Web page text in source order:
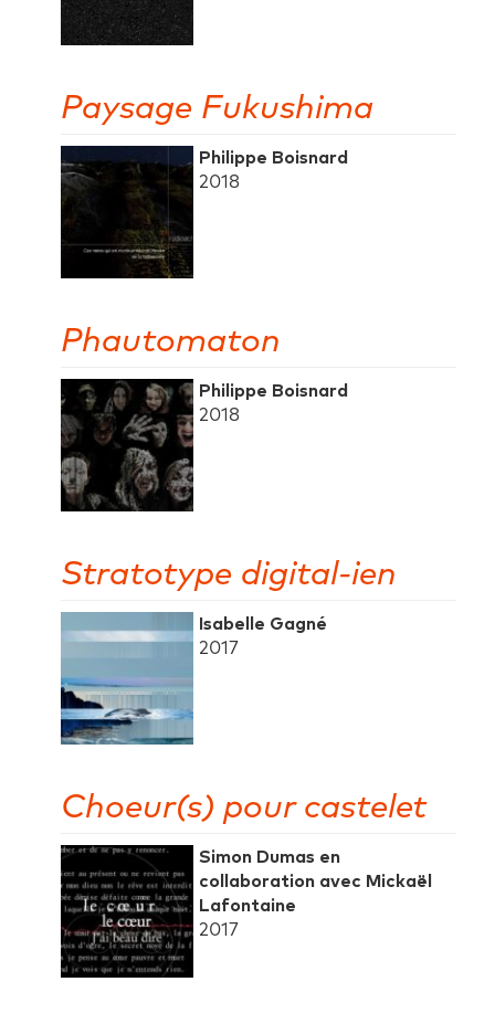
Paysage Fukushima
Philippe Boisnard
2018
Phautomaton
Philippe Boisnard
2018
Stratotype digital-ien
Isabelle Gagné
2017
Choeur(s) pour castelet
Simon Dumas en
collaboration avec Mickaël
Lafontaine
2017